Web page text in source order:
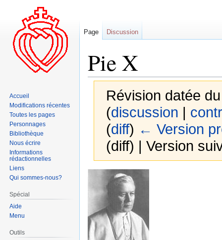
Pie X
Révision datée
(discussion |
(diff) ← Version
(diff) | Version
navigation
recherche
Page Discussion
Accueil
Modifications récentes
Toutes les pages
Personnages
Bibliothèque
Nous écrire
Informations
rédactionnelles
Liens
Qui sommes-nous?
Spécial
Aide
Menu
Outils